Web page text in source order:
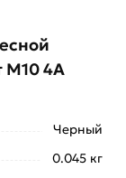
М10 4А
Черный
0.045 кг